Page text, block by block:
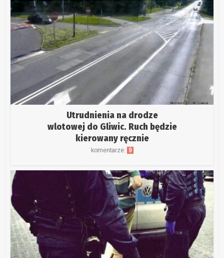
Utrudnienia na drodze
wlotowej do Gliwic. Ruch będzie
kierowany ręcznie
komentarze: 9